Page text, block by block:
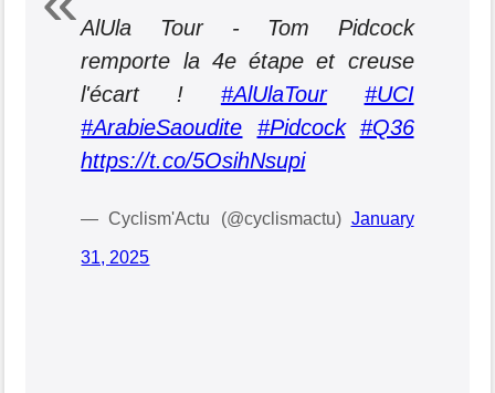
AlUla Tour - Tom Pidcock
remporte la 4e étape et creuse
l'écart ! #AlUlaTour
#UCI
#ArabieSaoudite
#Pidcock
#Q36
https://t.co/5OsihNsupi
— Cyclism'Actu (@cyclismactu) January
31, 2025